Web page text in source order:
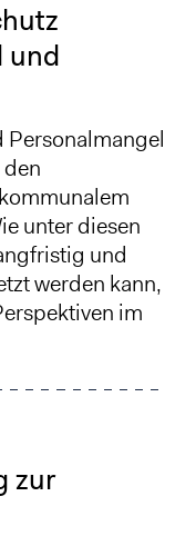
und
Personalmangel
unter diesen
und
werden kann,
im
zur